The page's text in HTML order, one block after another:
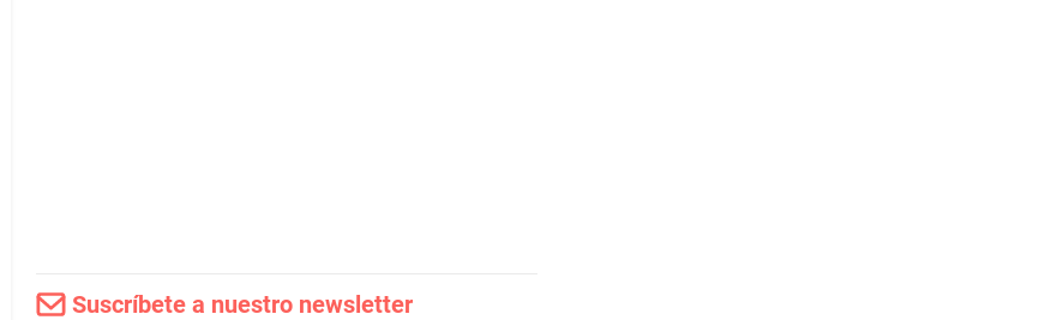
Suscríbete a nuestro newsletter